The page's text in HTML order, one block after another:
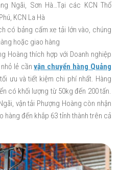
Ngãi, Sơn Hà…Tại các KCN Thổ
KCN La Hà
có bảng cấm xe tải lớn vào, chúng
hoặc giao hàng
Hoàng thích hợp với Doanh nghiệp
lẻ cầnvận chuyển hàng Quảng
ưu và tiết kiệm chi phí nhất. Hàng
có khối lượng từ 50kg đến 200 tấn.
vận tải Phượng Hoàng còn nhận
hàng đến khắp 63 tỉnh thành trên cả